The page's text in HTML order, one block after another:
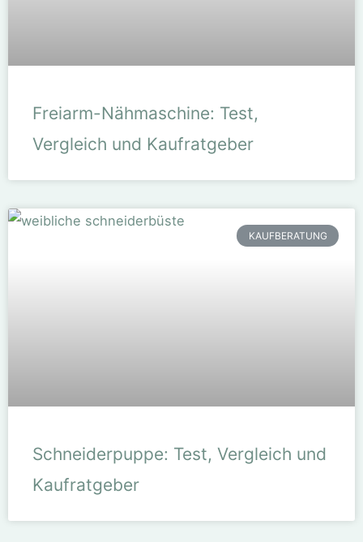
Freiarm-Nähmaschine: Test,
Vergleich und Kaufratgeber
KAUFBERATUNG
Schneiderpuppe: Test, Vergleich und
Kaufratgeber